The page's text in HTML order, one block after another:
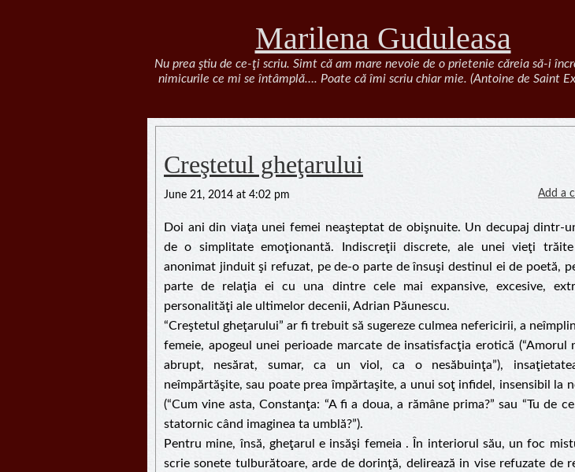
Marilena Guduleasa
Nu prea ştiu de ce-ţi scriu. Simt că am mare nevoie de o prietenie căreia să-i
nimicurile ce mi se întâmplă…. Poate că îmi scriu chiar mie. (Antoine de Saint
Creştetul gheţarului
June 21, 2014 at 4:02 pm Add a
Doi ani din viaţa unei femei neaşteptat de obişnuite. Un decupaj dintr-
de o simplitate emoţionantă. Indiscreţii discrete, ale unei vieţi
anonimat jinduit şi refuzat, pe de-o parte de însuşi destinul ei de poetă,
parte de relaţia ei cu una dintre cele mai expansive, excesive,
personalităţi ale ultimelor decenii, Adrian Păunescu.
“Creştetul gheţarului” ar fi trebuit să sugereze culmea nefericirii, a
femeie, apogeul unei perioade marcate de insatisfacţia erotică (“Amorul
abrupt, nesărat, sumar, ca un viol, ca o nesăbuinţa”),
neîmpărtăşite, sau poate prea împărtaşite, a unui soţ infidel, insensibil la
(“Cum vine asta, Constanţa: “A fi a doua, a rămâne prima?” sau “Tu de
statornic când imaginea ta umblă?”).
Pentru mine, însă, gheţarul e insăşi femeia . În interiorul său, un foc
scrie sonete tulburătoare, arde de dorinţă, delirează in vise refuzate de